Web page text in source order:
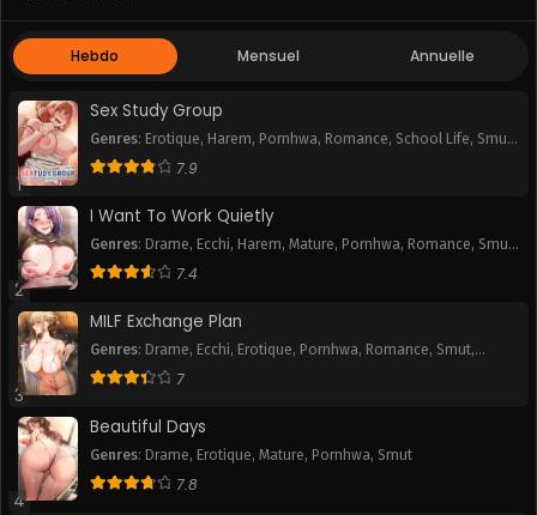
Hebdo Mensuel Annuelle
1
Sex Study Group
Genres: Erotique, Harem, Pornhwa, Romance, School Life, Smut,
Webtoon
7.9
2
I Want To Work Quietly
Genres: Drame, Ecchi, Harem, Mature, Pornhwa, Romance, Smut,
Webtoon
7.4
3
MILF Exchange Plan
Genres: Drame, Ecchi, Erotique, Pornhwa, Romance, Smut,
Webtoon
7
4
Beautiful Days
Genres: Drame, Erotique, Mature, Pornhwa, Smut
7.8